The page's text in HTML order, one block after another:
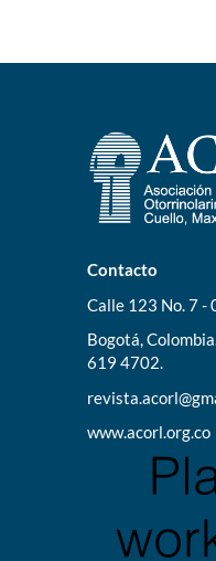
Contacto
Calle 123 No. 7 -
Bogotá,
619 4702.
www.acorl.org.co